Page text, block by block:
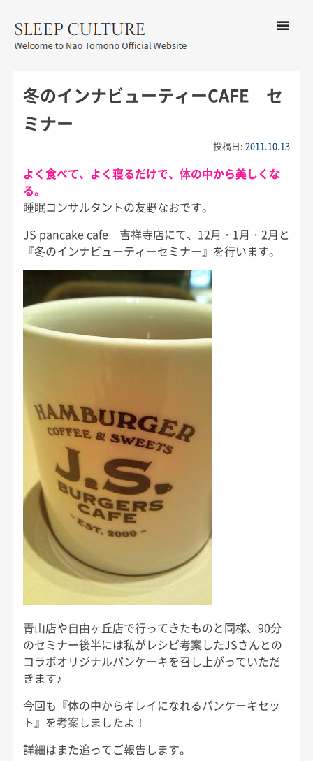
CULTURE
ュ
ツへ移動
冬のインナビューティーCAFE セ
ミナー
投稿日:2011.10.13
よく食べて、よく寝るだけで、体の中から美しくな
る。
睡眠コンサルタントの友野なおです。
JS pancake cafe 吉祥寺店にて、12月・1月・2月と
『冬のインナビューティーセミナー』を行います。
青山店や自由ヶ丘店で行ってきたものと同様、90分
のセミナー後半には私がレシピ考案したJSさんとの
コラボオリジナルパンケーキを召し上がっていただ
きます♪
今回も『体の中からキレイになれるパンケーキセッ
ト』を考案しましたよ！
詳細はまた追ってご報告します。